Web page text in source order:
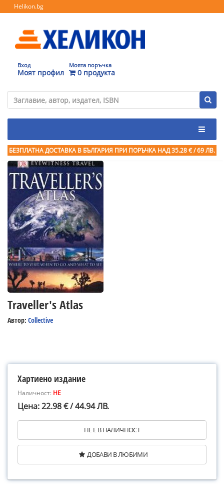
Helikon.bg
Вход
Моят профил
Моята поръчка
0 продукта
БЕЗПЛАТНА ДОСТАВКА В БЪЛГАРИЯ ПРИ ПОРЪЧКА НАД 35.28 € / 69 ЛВ.
Traveller's Atlas
Автор: Collective
Хартиено издание
Наличност: НЕ
Цена: 22.98 € / 44.94 ЛВ.
НЕ Е В НАЛИЧНОСТ
ДОБАВИ В ЛЮБИМИ